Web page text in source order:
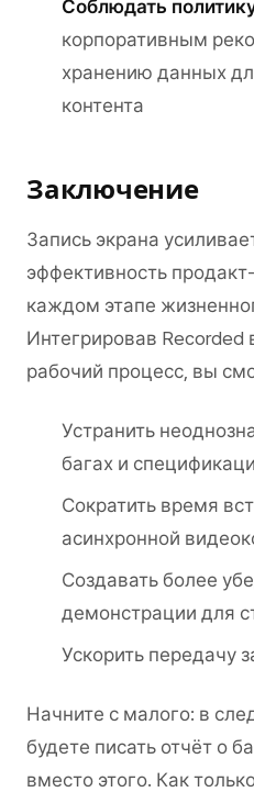
Соблюдать
корпоративным
хранению данных
контента
Заключение
Запись экрана
эффективность
каждом этапе
Интегрировав
рабочий процесс, вы
Устранить
багах и
Сократить время
асинхронной
Создавать более
демонстрации для
Ускорить передачу
Начните с малого: в
будете писать отчёт о
вместо этого. Как